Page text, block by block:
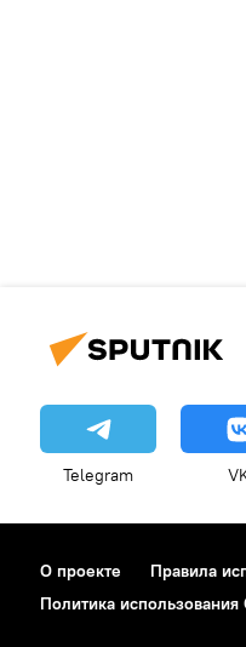
Telegram
О проекте Правила
Политика